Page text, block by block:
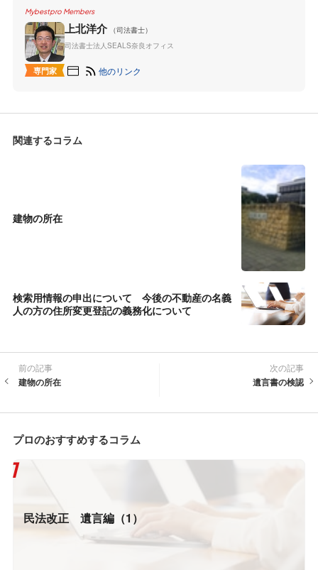
Mybestpro Members
専門家
上北洋介
（司法書士）
司法書士法人SEALS奈良オフィス
他のリンク
関連するコラム
建物の所在
検索用情報の申出について 今後の不動産の名義
人の方の住所変更登記の義務化について
前の記事
建物の所在
次の記事
遺言書の検認
プロのおすすめするコラム
民法改正 遺言編（1）